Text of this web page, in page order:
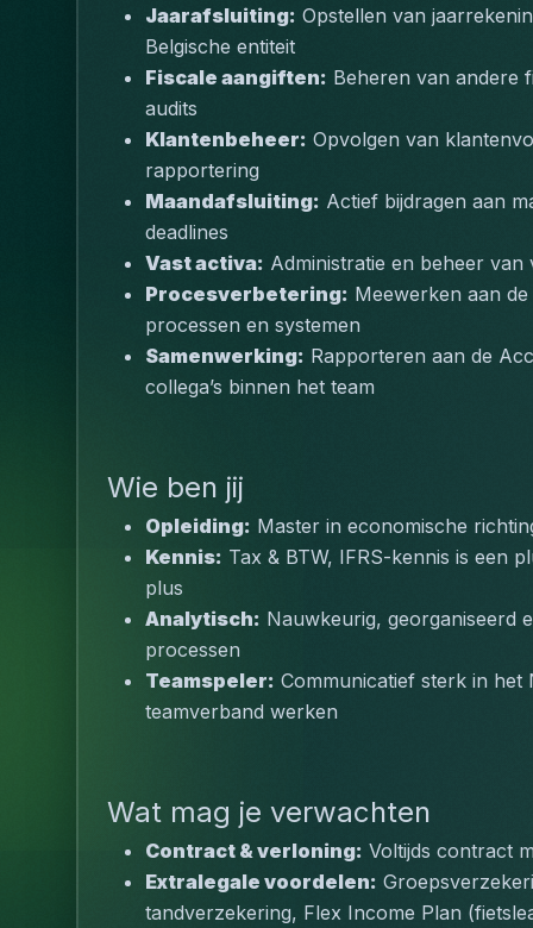
Jaarafsluiting: Opstellen van
Belgische entiteit
Fiscale aangiften: Beheren van andere
audits
Klantenbeheer: Opvolgen van
rapportering
Maandafsluiting: Actief bijdragen aan
deadlines
Vast activa: Administratie en beheer van
Procesverbetering: Meewerken aan
processen en systemen
Samenwerking: Rapporteren aan de
collega’s binnen het team
Wie ben jij
Opleiding: Master in economische
Kennis: Tax & BTW, IFRS-kennis is een
plus
Analytisch: Nauwkeurig, georganiseerd
processen
Teamspeler: Communicatief sterk in het
teamverband werken
Wat mag je verwachten
Contract & verloning: Voltijds contract
Extralegale voordelen:
tandverzekering, Flex Income Plan